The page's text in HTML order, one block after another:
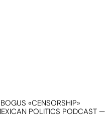
«CENSORSHIP»
POLITICS PODCAST —